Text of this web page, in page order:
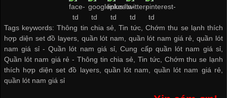
Tags keywords: Thông tin chia sẻ, Tin tức, Chớm thu se lạnh thích
hợp diện set đồ layers, quần lót nam, quần lót nam giá rẻ, quần lót
nam giá sỉ -Quần lót nam giá sỉ,Cung cấp quần lót nam giá sỉ,
Quần lót nam giá rẻ - Thông tin chia sẻ, Tin tức, Chớm thu se lạnh
thích hợp diện set đồ layers, quần lót nam, quần lót nam giá rẻ,
quần lót nam giá sỉ